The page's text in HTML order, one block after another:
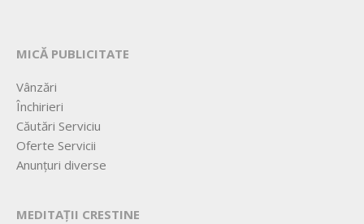
MICĂ PUBLICITATE
Vânzări
Închirieri
Căutări Serviciu
Oferte Servicii
Anunțuri diverse
MEDITAȚII CRESTINE